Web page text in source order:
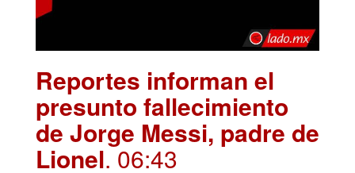
Reportes informan el
presunto fallecimiento
de Jorge Messi, padre de
Lionel. 06:43